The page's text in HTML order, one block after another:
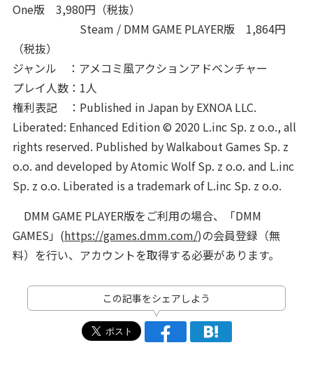
One版 3,980円（税抜）
Steam / DMM GAME PLAYER版 1,864円
（税抜）
ジャンル ：アメコミ風アクションアドベンチャー
プレイ人数：1人
権利表記 ：Published in Japan by EXNOA LLC.
Liberated: Enhanced Edition © 2020 L.inc Sp. z o.o., all
rights reserved. Published by Walkabout Games Sp. z
o.o. and developed by Atomic Wolf Sp. z o.o. and L.inc
Sp. z o.o. Liberated is a trademark of L.inc Sp. z o.o.
DMM GAME PLAYER版をご利用の場合、「DMM
GAMES」(https://games.dmm.com/)の会員登録（無
料）を行い、アカウントを取得する必要があります。
この記事をシェアしよう